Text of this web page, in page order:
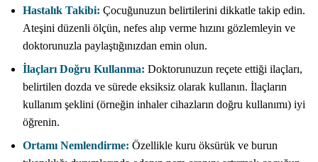
Hastalık Takibi: Çocuğunuzun belirtilerini dikkatle takip edin.
Ateşini düzenli ölçün, nefes alıp verme hızını gözlemleyin ve
doktorunuzla paylaştığınızdan emin olun.
İlaçları Doğru Kullanma: Doktorunuzun reçete ettiği ilaçları,
belirtilen dozda ve sürede eksiksiz olarak kullanın. İlaçların
kullanım şeklini (örneğin inhaler cihazların doğru kullanımı) iyi
öğrenin.
Ortamı Nemlendirme: Özellikle kuru öksürük ve burun